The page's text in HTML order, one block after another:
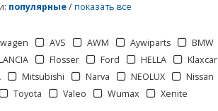
: популярные/показать все
AVS AWM Aywiparts BMW
Flosser Ford HELLA Klaxcar
Mitsubishi Narva NEOLUX Nissan
Toyota Valeo Wumax
Xenite